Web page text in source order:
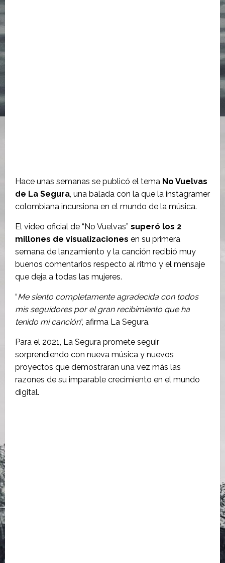
Hace unas semanas se publicó el tema No Vuelvas
de La Segura, una balada con la que la instagramer
colombiana incursiona en el mundo de la música.
El video oficial de “No Vuelvas” superó los 2
millones de visualizaciones en su primera
semana de lanzamiento y la canción recibió muy
buenos comentarios respecto al ritmo y el mensaje
que deja a todas las mujeres.
“Me siento completamente agradecida con todos
mis seguidores por el gran recibimiento que ha
tenido mi canción“, afirma La Segura.
Para el 2021, La Segura promete seguir
sorprendiendo con nueva música y nuevos
proyectos que demostraran una vez más las
razones de su imparable crecimiento en el mundo
digital.